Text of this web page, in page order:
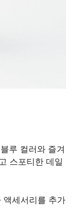
루 컬러와 즐겨
스포티한 데일
액세서리를 추가